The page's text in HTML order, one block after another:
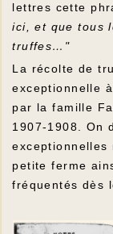
lettres cette
ici, et que tous
truffes…"
La récolte de
exceptionnelle
par la famille
1907-1908. On
exceptionnelles
petite ferme
fréquentés dès